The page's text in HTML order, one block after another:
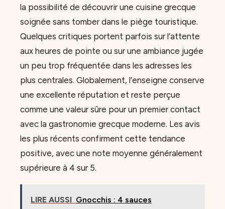
la possibilité de découvrir une cuisine grecque
soignée sans tomber dans le piège touristique.
Quelques critiques portent parfois sur l’attente
aux heures de pointe ou sur une ambiance jugée
un peu trop fréquentée dans les adresses les
plus centrales. Globalement, l’enseigne conserve
une excellente réputation et reste perçue
comme une valeur sûre pour un premier contact
avec la gastronomie grecque moderne. Les avis
les plus récents confirment cette tendance
positive, avec une note moyenne généralement
supérieure à 4 sur 5.
LIRE AUSSI Gnocchis : 4 sauces